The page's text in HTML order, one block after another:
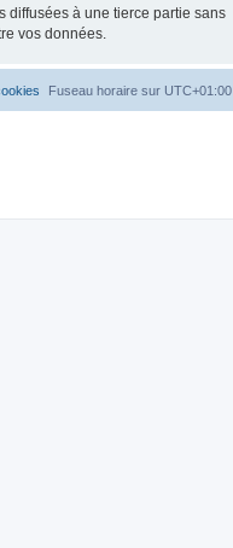
diffusées à une tierce partie sans
vos données.
Fuseau horaire sur UTC+01:00